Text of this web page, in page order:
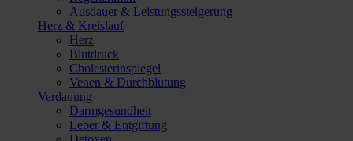
Ausdauer & Leistungssteigerung
Herz & Kreislauf
Herz
Blutdruck
Cholesterinspiegel
Venen & Durchblutung
Verdauung
Darmgesundheit
Leber & Entgiftung